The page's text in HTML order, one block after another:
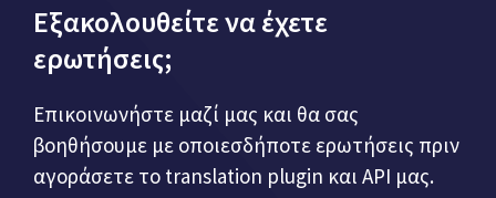
Εξακολουθείτε να έχετε
ερωτήσεις;
Επικοινωνήστε μαζί μας και θα σας
βοηθήσουμε με οποιεσδήποτε ερωτήσεις πριν
αγοράσετε το translation plugin και API μας.